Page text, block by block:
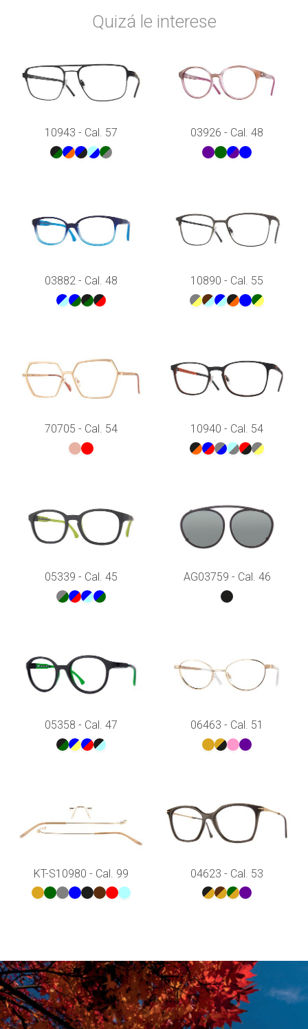
Quizá le interese
10943 - Cal. 57 03926 - Cal. 48
03882 - Cal. 48 10890 - Cal. 55
70705 - Cal. 54 10940 - Cal. 54
05339 - Cal. 45 AG03759 - Cal. 46
05358 - Cal. 47 06463 - Cal. 51
KT-S10980 - Cal. 99 04623 - Cal. 53